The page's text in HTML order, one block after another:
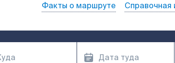
Факты о маршруте